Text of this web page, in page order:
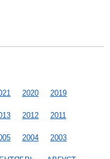
2020 2019
2012 2011
2004 2003